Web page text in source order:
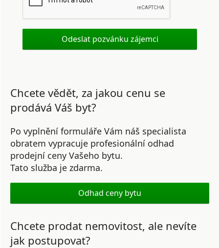
Chcete vědět, za jakou cenu se
prodává Váš byt?
Po vyplnění formuláře Vám náš specialista
obratem vypracuje profesionální odhad
prodejní ceny Vašeho bytu.
Tato služba je zdarma.
Odhad ceny bytu
Chcete prodat nemovitost, ale nevíte
jak postupovat?